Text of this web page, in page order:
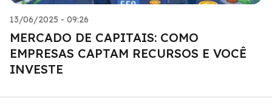
13/06/2025 - 09:26
MERCADO DE CAPITAIS: COMO
EMPRESAS CAPTAM RECURSOS E VOCÊ
INVESTE